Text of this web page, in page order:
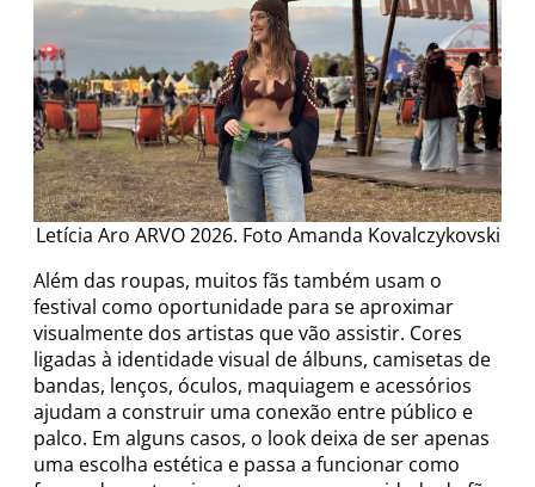
Letícia Aro ARVO 2026. Foto Amanda Kovalczykovski
Além das roupas, muitos fãs também usam o
festival como oportunidade para se aproximar
visualmente dos artistas que vão assistir. Cores
ligadas à identidade visual de álbuns, camisetas de
bandas, lenços, óculos, maquiagem e acessórios
ajudam a construir uma conexão entre público e
palco. Em alguns casos, o look deixa de ser apenas
uma escolha estética e passa a funcionar como